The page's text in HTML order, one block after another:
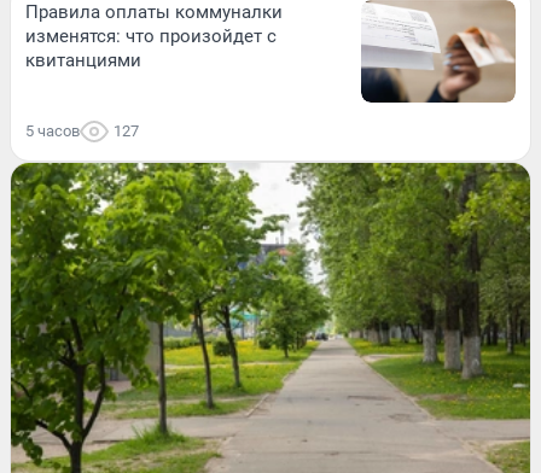
Правила оплаты коммуналки
изменятся: что произойдет с
квитанциями
5 часов 127